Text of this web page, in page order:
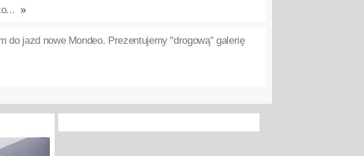
»
do jazd nowe Mondeo. Prezentujemy "drogową" galerię